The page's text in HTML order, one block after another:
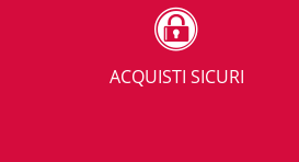
ACQUISTI SICURI